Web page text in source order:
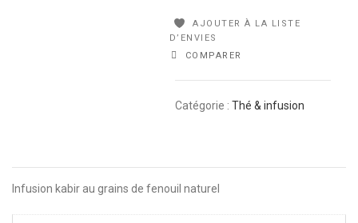
AJOUTER À LA LISTE
D’ENVIES
COMPARER
Catégorie : Thé & infusion
Infusion kabir au grains de fenouil naturel